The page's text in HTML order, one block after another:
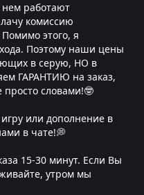
работают
комиссию
этого, я
Поэтому наши цены
в серую, НО в
ГАРАНТИЮ на заказ,
словами!🤓
или дополнение в
в чате!💭
15-30 минут. Если Вы
утром мы